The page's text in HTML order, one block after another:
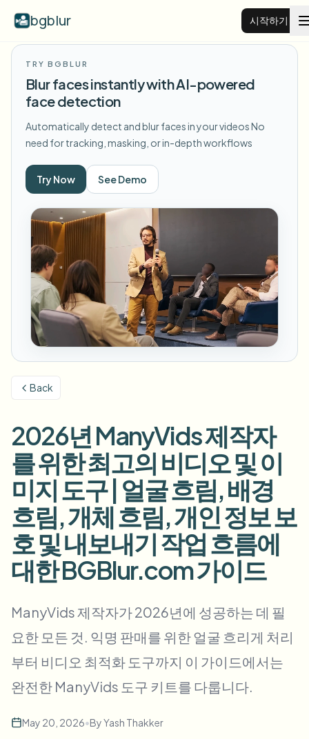
bgblur 시작하기
예시
예시 라이브러리 전체 탐색
얼굴 블러
번호판 블러
배경 블러
무엇이든 블러
GDPR 준수 블러
거리 인터뷰 블러
게임 및 스트림 블러
기능
View all features
Browse every blur tool in one place
번호판 블러
얼굴 블러
AI Video Object Remover
사진 얼굴 흐리기
얼굴 익명화
음성 익명화 도구
얼굴 교체 - 이미지
얼굴 교체 - 동영상
비디오 인텔리전스
대량 동영상 블러
기업
학교 및 교육
캠퍼스 카메라, 강의, 지역 대량 개인정보 보호
미디어 및 엔터테인먼트
시사회, 출시 및 규정 준수
소매 및 전자상거래
의료
클리닉 및 환자 대면 비디오 거버넌스
공공 부문
FOIA, 안전한 공개 및 편집
대량 얼굴 익명화
대량 배치, 보존 및 SLA
대량 번호판 블러
대량 얼굴 블러
고처리량 파이프라인
기업 영역, 정책 및 검토
API & SDK
리소스
자주 묻는 질문
블로그
Whitepapers
도구
카테고리
제품
Choose language
TRY BGBLUR
Blur faces instantly with AI-powered
face detection
Automatically detect and blur faces in your videosNo
need for tracking, masking, or in-depth workflows
Try Now See Demo
Back
2026년 ManyVids 제작자
를 위한 최고의 비디오 및 이
미지 도구 | 얼굴 흐림, 배경
흐림, 개체 흐림, 개인 정보 보
호 및 내보내기 작업 흐름에
대한 BGBlur.com 가이드
ManyVids 제작자가 2026년에 성공하는 데 필
요한 모든 것. 익명 판매를 위한 얼굴 흐리게 처리
부터 비디오 최적화 도구까지 이 가이드에서는
완전한 ManyVids 도구 키트를 다룹니다.
May 20, 2026•ByYash Thakker